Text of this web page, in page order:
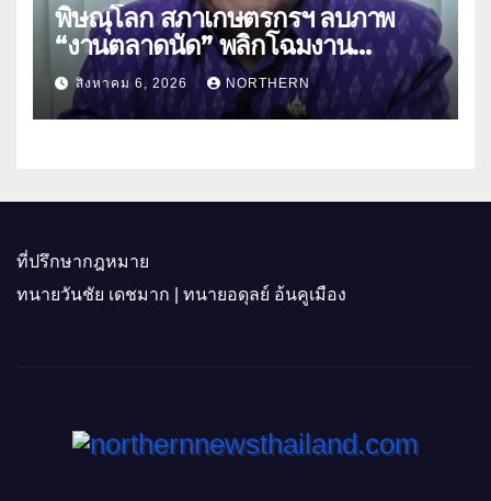
พิษณุโลก สภาเกษตรกรฯ ลบภาพ
“งานตลาดนัด” พลิกโฉมงาน
“เกษตรรุ่งเรืองเมืองสองแคว 69” มุ่ง
ประโยชน์เกษตรกร ดึงนวัตกรรม-จับ
คู่ธุรกิจดันสินค้าเกษตรสู่สากล (คลิป)
สิงหาคม 6, 2026 NORTHERN
ที่ปรึกษากฎหมาย
ทนายวันชัย เดชมาก | ทนายอดุลย์ อ้นคูเมือง